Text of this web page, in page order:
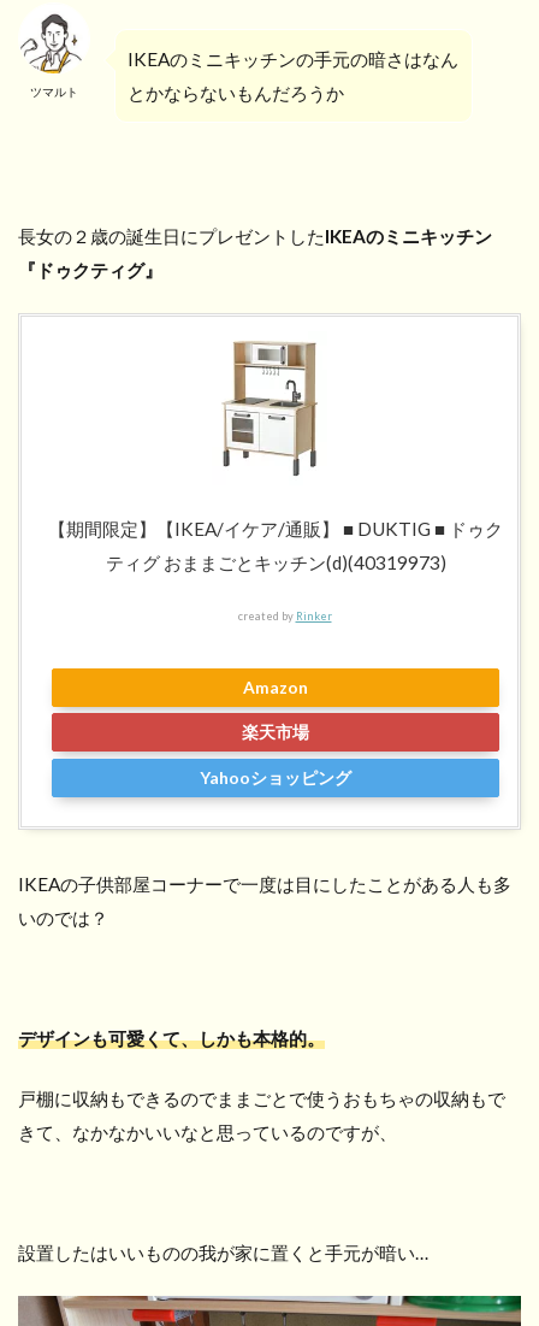
ツマルト
IKEAのミニキッチンの手元の暗さはなん
とかならないもんだろうか
長女の２歳の誕生日にプレゼントしたIKEAのミニキッチン
『ドゥクティグ』
【期間限定】【IKEA/イケア/通販】 ■ DUKTIG ■ ドゥク
ティグ おままごとキッチン(d)(40319973)
created by Rinker
Amazon
楽天市場
Yahooショッピング
IKEAの子供部屋コーナーで一度は目にしたことがある人も多
いのでは？
デザインも可愛くて、しかも本格的。
戸棚に収納もできるのでままごとで使うおもちゃの収納もで
きて、なかなかいいなと思っているのですが、
設置したはいいものの我が家に置くと手元が暗い…